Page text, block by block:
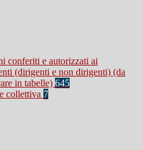
conferiti e autorizzati ai
(dirigenti e non dirigenti) (da
in tabelle) 645
collettiva 7